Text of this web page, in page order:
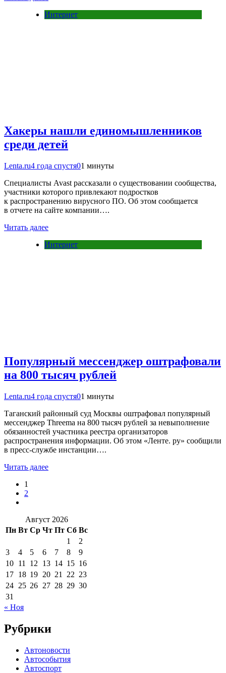
Интернет
Хакеры нашли единомышленников
среди детей
Lenta.ru4 года спустя01 минуты
Специалисты Avast рассказали о существовании сообщества,
участники которого привлекают подростков
к распространению вирусного ПО. Об этом сообщается
в отчете на сайте компании….
Читать далее
Интернет
Популярный мессенджер оштрафовали
на 800 тысяч рублей
Lenta.ru4 года спустя01 минуты
Таганский районный суд Москвы оштрафовал популярный
мессенджер Threema на 800 тысяч рублей за невыполнение
обязанностей участника реестра организаторов
распространения информации. Об этом «Ленте. ру» сообщили
в пресс-службе инстанции….
Читать далее
1
2
Август 2026
Пн Вт Ср Чт Пт Сб Вс
1
2
3
4 5 6 7 8
9
10 11 12 13 14 15 16
17 18 19 20 21 22 23
24 25 26 27 28 29 30
31
« Ноя
Рубрики
Автоновости
Автособытия
Автоспорт